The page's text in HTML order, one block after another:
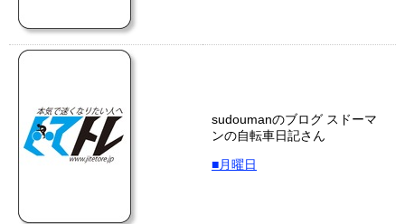
sudoumanのブログ スドーマ
ンの自転車日記さん
■月曜日